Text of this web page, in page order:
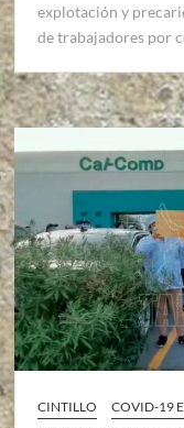
explotación y
de trabajadores por
CINTILLO
COVID-19